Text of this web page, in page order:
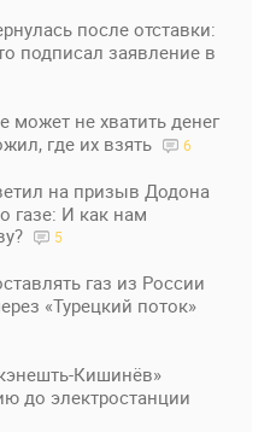
после отставки:
подписал заявление в
может не хватить денег
где их взять
6
на призыв Додона
газе: И как нам
5
газ из России
«Турецкий поток»
Кишинёв»
до электростанции